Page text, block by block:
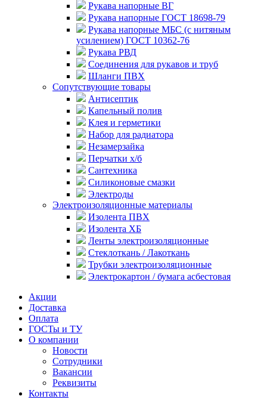
Рукава напорные ВГ
Рукава напорные ГОСТ 18698-79
Рукава напорные МБС (с нитяным
усилением) ГОСТ 10362-76
Рукава РВД
Соединения для рукавов и труб
Шланги ПВХ
Сопутствующие товары
Антисептик
Капельный полив
Клея и герметики
Набор для радиатора
Незамерзайка
Перчатки х/б
Сантехника
Силиконовые смазки
Электроды
Электроизоляционные материалы
Изолента ПВХ
Изолента ХБ
Ленты электроизоляционные
Стеклоткань / Лакоткань
Трубки электроизоляционные
Электрокартон / бумага асбестовая
Акции
Доставка
Оплата
ГОСТы и ТУ
О компании
Новости
Сотрудники
Вакансии
Реквизиты
Контакты